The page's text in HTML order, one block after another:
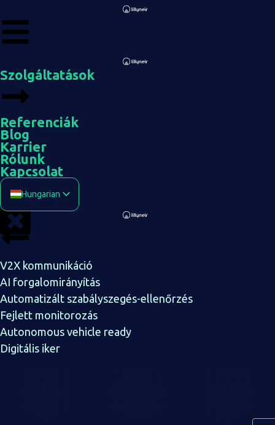
Szolgáltatások
Referenciák
Blog
Karrier
Rólunk
Kapcsolat
Hungarian
English
Arabic
V2X kommunikáció
AI forgalomirányítás
Automatizált szabályszegés-ellenőrzés
Fejlett monitorozás
Autonomous vehicle ready
Digitális iker